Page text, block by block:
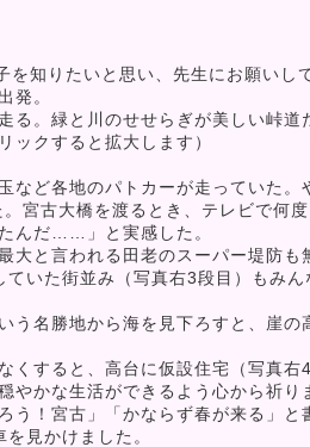
知りたいと思い、先生にお願いし
発。
。緑と川のせせらぎが美しい峠道
ックすると拡大します）
ど各地のパトカーが走っていた。
宮古大橋を渡るとき、テレビで何
んだ……」と実感した。
と言われる田老のスーパー堤防も
いた街並み（写真右3段目）もみん
名勝地から海を見下ろすと、崖の
すると、高台に仮設住宅（写真右
かな生活ができるよう心から祈り
！宮古」「かならず春が来る」と
見かけました。